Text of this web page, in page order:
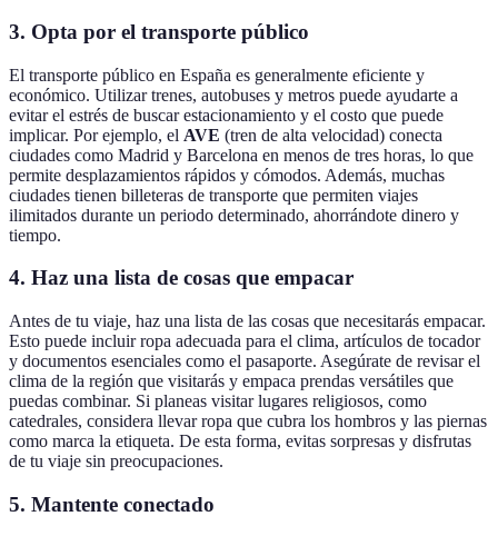
3. Opta por el transporte público
El transporte público en España es generalmente eficiente y
económico. Utilizar trenes, autobuses y metros puede ayudarte a
evitar el estrés de buscar estacionamiento y el costo que puede
implicar. Por ejemplo, el AVE (tren de alta velocidad) conecta
ciudades como Madrid y Barcelona en menos de tres horas, lo que
permite desplazamientos rápidos y cómodos. Además, muchas
ciudades tienen billeteras de transporte que permiten viajes
ilimitados durante un periodo determinado, ahorrándote dinero y
tiempo.
4. Haz una lista de cosas que empacar
Antes de tu viaje, haz una lista de las cosas que necesitarás empacar.
Esto puede incluir ropa adecuada para el clima, artículos de tocador
y documentos esenciales como el pasaporte. Asegúrate de revisar el
clima de la región que visitarás y empaca prendas versátiles que
puedas combinar. Si planeas visitar lugares religiosos, como
catedrales, considera llevar ropa que cubra los hombros y las piernas
como marca la etiqueta. De esta forma, evitas sorpresas y disfrutas
de tu viaje sin preocupaciones.
5. Mantente conectado